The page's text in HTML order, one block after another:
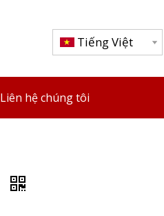
Tiếng Việt
Liên hệ chúng tôi